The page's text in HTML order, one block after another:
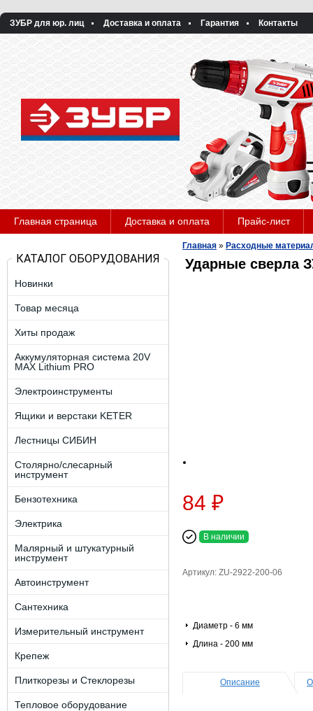
ЗУБР для юр. лиц Доставка и оплата Гарантия Контакты
Главная страница Доставка и оплата Прайс-лист
КАТАЛОГ ОБОРУДОВАНИЯ
Новинки
Товар месяца
Хиты продаж
Аккумуляторная система 20V
MAX Lithium PRO
Электроинструменты
Ящики и верстаки KETER
Лестницы СИБИН
Столярно/слесарный
инструмент
Бензотехника
Электрика
Малярный и штукатурный
инструмент
Автоинструмент
Сантехника
Измерительный инструмент
Крепеж
Плиткорезы и Стеклорезы
Тепловое оборудование
Главная » Расходные
Ударные сверла
84 ₽
В наличии
Артикул: ZU-2922-200-06
Диаметр - 6 мм
Длина - 200 мм
Описание